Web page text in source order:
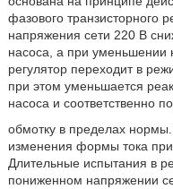
фазового транзисторного
напряжения сети 220 В
насоса, а при уменьшении
регулятор переходит в
при этом уменьшается
насоса и соответственно
обмотку в пределах
изменения формы тока
Длительные испытания в
пониженном напряжении